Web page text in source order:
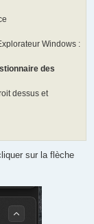
Windows :
des
dessus et
sur la flèche